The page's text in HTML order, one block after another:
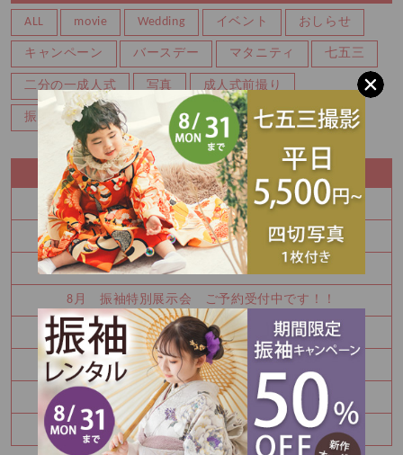
ALL movie Wedding イベント おしらせ
キャンペーン バースデー マタニティ 七五三
二分の一成人式 写真 成人式前撮り
振袖レンタル 記念写真
RECENT ENTRY
夏休み中にお振袖決めてみませんか
8月 夏の特別展示会 ご予約枠残りわずかです！！
Half Birthday‪‪*°♡
8月 振袖特別展示会 ご予約受付中です！！
Happy Birthday🎉
七五三詣りの神社紹介⛩️
8月振袖展示会予約受付中✨
卒業袴レンタルご予約承り中♪